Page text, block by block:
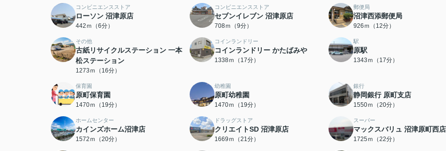
コンビニエンスストア
ローソン 沼津原店
442ｍ（6分）
コンビニエンスストア
セブンイレブン 沼津原店
708ｍ（9分）
郵便局
沼津西添郵便局
926ｍ（12分）
その他
古紙リサイクルステーション 一本
松ステーション
1273ｍ（16分）
コインランドリー
コインランドリー かたばみや
1338ｍ（17分）
駅
原駅
1343ｍ（17分）
保育園
原町保育園
1470ｍ（19分）
幼稚園
原町幼稚園
1470ｍ（19分）
銀行
静岡銀行 原町支店
1550ｍ（20分）
ホームセンター
カインズホーム沼津店
1572ｍ（20分）
ドラッグストア
クリエイトSD 沼津原店
1669ｍ（21分）
スーパー
マックスバリュ 沼津原町西店
1725ｍ（22分）